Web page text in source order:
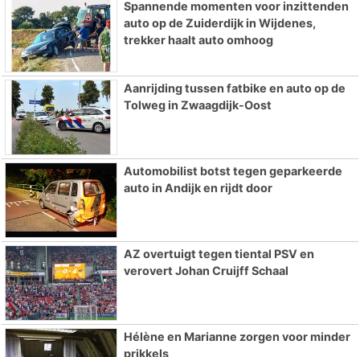
Spannende momenten voor inzittenden
auto op de Zuiderdijk in Wijdenes,
trekker haalt auto omhoog
Aanrijding tussen fatbike en auto op de
Tolweg in Zwaagdijk-Oost
Automobilist botst tegen geparkeerde
auto in Andijk en rijdt door
AZ overtuigt tegen tiental PSV en
verovert Johan Cruijff Schaal
Hélène en Marianne zorgen voor minder
prikkels